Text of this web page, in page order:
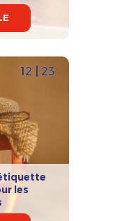
12 | 23
les